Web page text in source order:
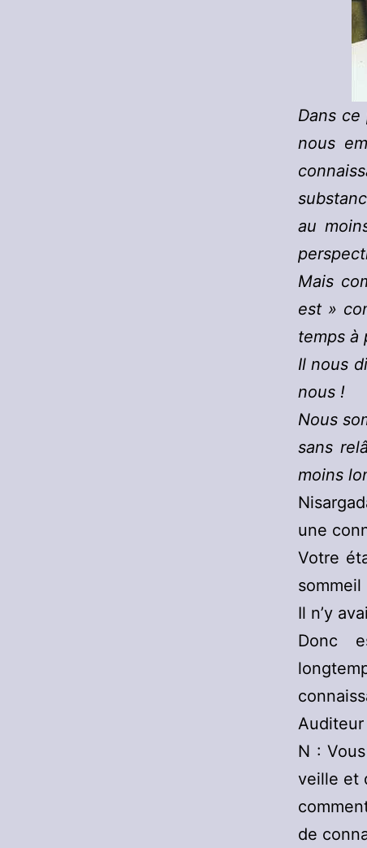
Dans
nous
au
Mais
est »
temps à
Il nous
nous !
Nous
sans
moins
une
Votre
sommeil
Il n’y
Donc
Auditeur
N :
veille et
de